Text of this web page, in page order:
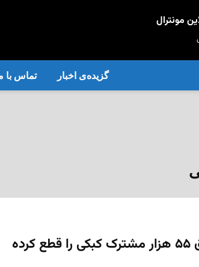
گزیده‌ی‌ اخبار تماس با
باران‌یخی، برق ۵۵ هزار مشترک کبکی را قطع کرده